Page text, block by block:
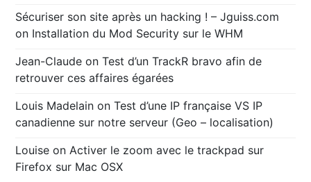
Sécuriser son site après un hacking ! – Jguiss.com
on Installation du Mod Security sur le WHM
Jean-Claude onTest d’un TrackR bravo afin de
retrouver ces affaires égarées
Louis Madelain onTest d’une IP française VS IP
canadienne sur notre serveur (Geo – localisation)
Louise on Activer le zoom avec le trackpad sur
Firefox sur Mac OSX